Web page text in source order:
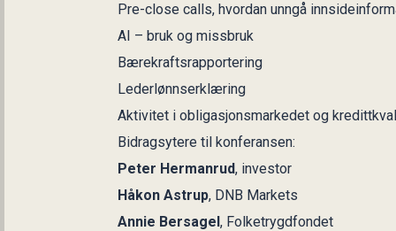
Pre-close calls, hvordan unngå
AI – bruk og missbruk
Bærekraftsrapportering
Lederlønnserklæring
Aktivitet i obligasjonsmarkedet og
Bidragsytere til konferansen:
Peter Hermanrud, investor
Håkon Astrup, DNB Markets
Annie Bersagel, Folketrygdfondet